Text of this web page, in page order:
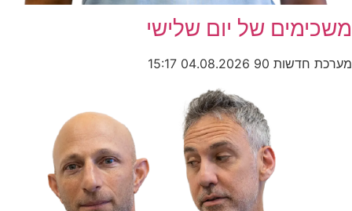
משכימים של יום שלישי
מערכת חדשות 90 04.08.2026
15:17